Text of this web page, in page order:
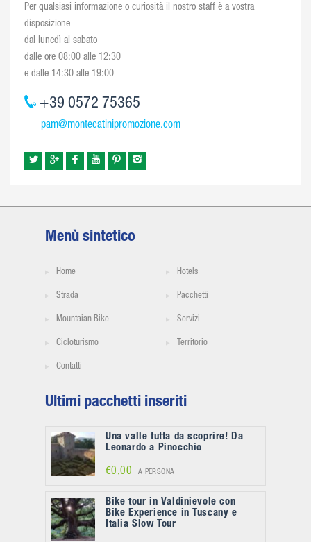
Per qualsiasi informazione o curiosità il nostro staff è a vostra
disposizione
dal lunedì al sabato
dalle ore 08:00 alle 12:30
e dalle 14:30 alle 19:00
+39 0572 75365
pam@montecatinipromozione.com
Menù sintetico
Home Hotels
Strada Pacchetti
Mountaian Bike Servizi
Cicloturismo Territorio
Contatti
Ultimi pacchetti inseriti
Una valle tutta da scoprire! Da
Leonardo a Pinocchio
€0,00 A PERSONA
Bike tour in Valdinievole con
Bike Experience in Tuscany e
Italia Slow Tour